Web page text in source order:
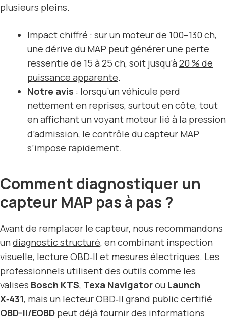
plusieurs pleins.
Impact chiffré : sur un moteur de 100–130 ch,
une dérive du MAP peut générer une perte
ressentie de 15 à 25 ch, soit jusqu’à 20 % de
puissance apparente.
Notre avis : lorsqu’un véhicule perd
nettement en reprises, surtout en côte, tout
en affichant un voyant moteur lié à la pression
d’admission, le contrôle du capteur MAP
s’impose rapidement.
Comment diagnostiquer un
capteur MAP pas à pas ?
Avant de remplacer le capteur, nous recommandons
un diagnostic structuré, en combinant inspection
visuelle, lecture OBD‑II et mesures électriques. Les
professionnels utilisent des outils comme les
valises Bosch KTS, Texa Navigatorou Launch
X‑431, mais un lecteur OBD‑II grand public certifié
OBD-II/EOBD peut déjà fournir des informations